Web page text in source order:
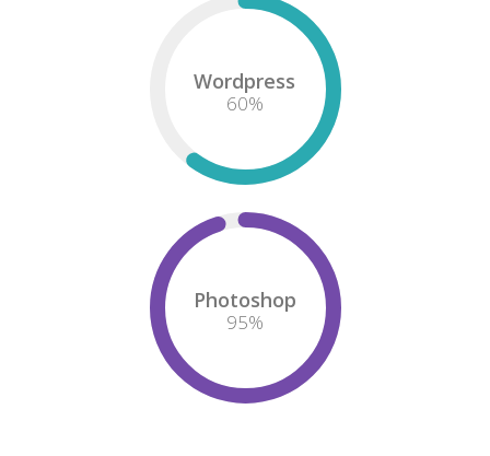
Wordpress
60%
Photoshop
95%